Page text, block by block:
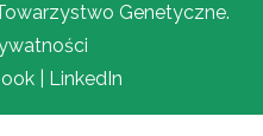
Genetyczne.
| LinkedIn